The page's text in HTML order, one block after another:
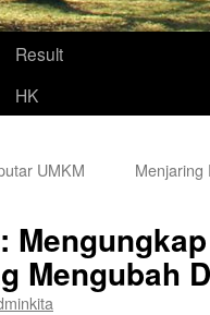
Result
HK
UMKM
Menjaring
Mengubah